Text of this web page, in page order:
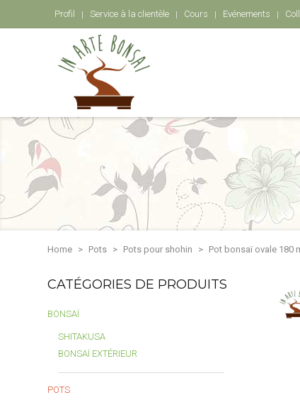
Profil Service à la clientèle Cours Evénements
Home Pots Pots pour shohin Pot bonsaï ovale 180
CATÉGORIES DE PRODUITS
BONSAÏ
SHITAKUSA
BONSAÏ EXTÉRIEUR
POTS